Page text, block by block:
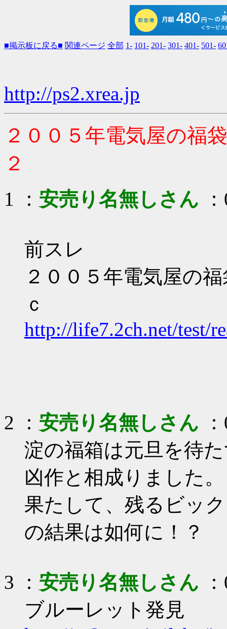
■掲示板に戻る■ 関連ページ 全部 1- 101- 201- 301- 401- 501-
http://ps2.xrea.jp
２００５年電気屋の福
２
1 ： 安売り名無しさん
前スレ
２００５年電気屋の
ｃ
http://life7.2ch.net/test/
2 ： 安売り名無しさん
淀の福箱は元旦を待
凶作と相成りました。
果たして、残るビッ
の結果は如何に！？
3 ： 安売り名無しさん
ブルーレット発見